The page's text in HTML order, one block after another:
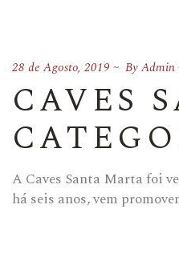
28 de Agosto, 2019 ByAdmin
CAVES
A Caves Santa Marta foi
há seis anos, vem